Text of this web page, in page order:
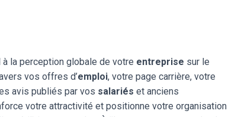
la perception globale de votre entreprise sur le
vos offres d’emploi, votre page carrière, votre
avis publiés par vos salariés et anciens
votre attractivité et positionne votre organisation